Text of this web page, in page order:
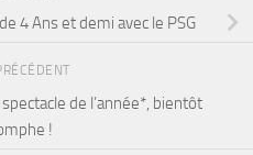
4 Ans et demi avec le PSG
de l’année*, bientôt
!